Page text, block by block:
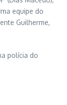
equipe do
Guilherme,
polícia do